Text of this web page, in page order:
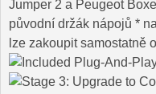
Jumper 2 a Peugeot
původní držák nápojů *
lze zakoupit samostatně